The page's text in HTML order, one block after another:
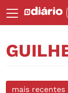
mais recentes